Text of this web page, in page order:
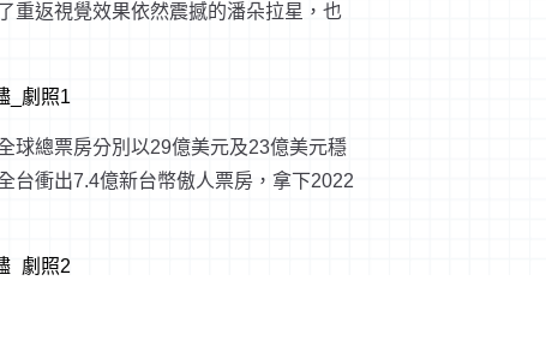
重返視覺效果依然震撼的潘朵拉星，也
球總票房分別以29億美元及23億美元穩
台衝出7.4億新台幣傲人票房，拿下2022